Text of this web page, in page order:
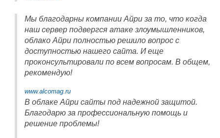
Мы благодарны компании Айри за то, что когда
наш сервер подвергся атаке злоумышленников,
облако Айри полностью решило вопрос с
доступностью нашего сайта. И еще
проконсультировали по всем вопросам. В общем,
рекомендую!
www.alcomag.ru
В облаке Айри сайты под надежной защитой.
Благодарю за профессиональную помощь и
решение проблемы!